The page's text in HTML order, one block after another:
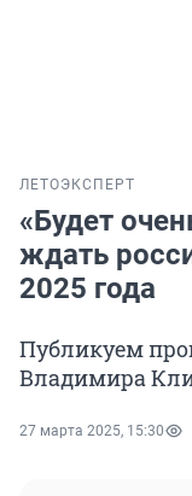
ЛЕТОЭКСПЕРТ
«Будет
ждать
2025 года
Публикуем
Владимира
27 марта 2025, 15:30